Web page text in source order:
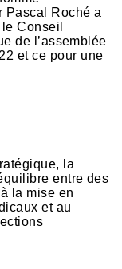
Pascal Roché a
Conseil
de l’assemblée
et ce pour une
la
entre des
la mise en
et au